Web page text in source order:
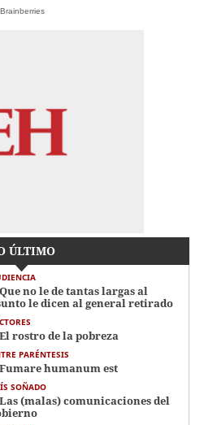
Brainberries
ÚLTIMO
Que no le de tantas largas al
le dicen al general retirado
El rostro de la pobreza
PARÉNTESIS
Fumare humanum est
SOÑADO
Las (malas) comunicaciones del